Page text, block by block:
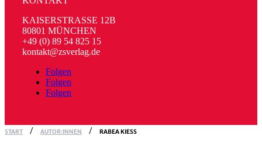
KAISERSTRASSE 12B
80801 MÜNCHEN
+49 (0) 89 54 825 15
kontakt@zsverlag.de
Folgen
Folgen
Folgen
START AUTOR:INNEN RABEA KIESS